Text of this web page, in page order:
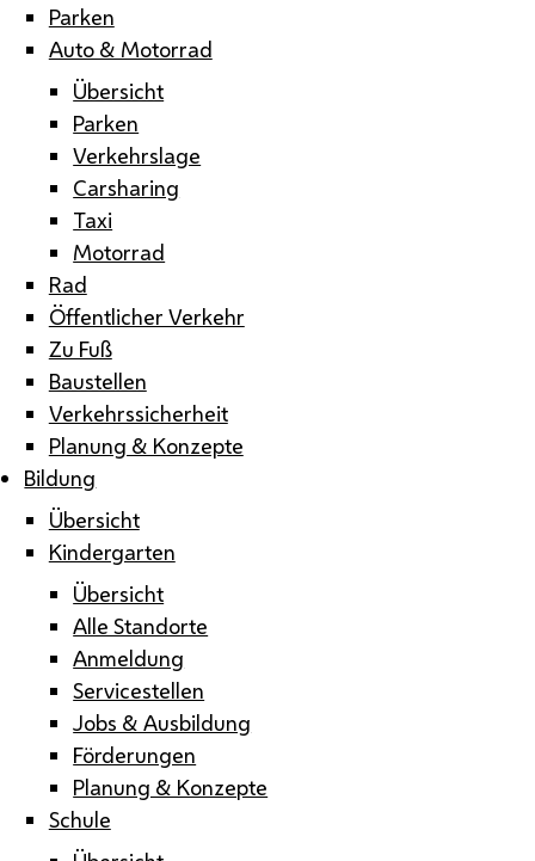
Parken
Auto & Motorrad
Übersicht
Parken
Verkehrslage
Carsharing
Taxi
Motorrad
Rad
Öffentlicher Verkehr
Zu Fuß
Baustellen
Verkehrssicherheit
Planung & Konzepte
Bildung
Übersicht
Kindergarten
Übersicht
Alle Standorte
Anmeldung
Servicestellen
Jobs & Ausbildung
Förderungen
Planung & Konzepte
Schule